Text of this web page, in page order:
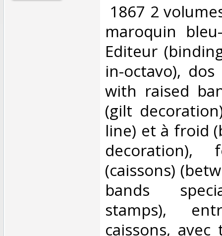
1867 2
maroquin
Editeur
in-octavo),
with raised
(gilt
line) et à froid
decoration),
(caissons)
bands
stamps),
caissons,